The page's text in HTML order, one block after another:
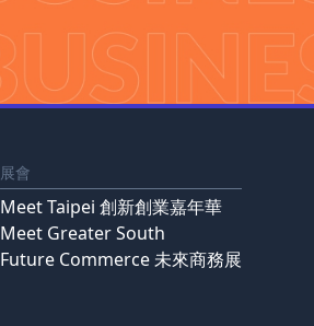
展會
Meet Taipei 創新創業嘉年華
Meet Greater South
Future Commerce 未來商務展